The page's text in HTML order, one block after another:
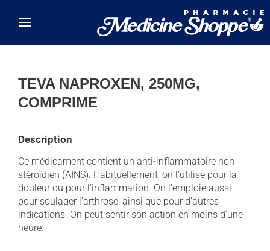
TEVA NAPROXEN, 250MG,
COMPRIME
Description
Ce médicament contient un anti-inflammatoire non
stéroïdien (AINS). Habituellement, on l'utilise pour la
douleur ou pour l'inflammation. On l'emploie aussi
pour soulager l'arthrose, ainsi que pour d'autres
indications. On peut sentir son action en moins d'une
heure.